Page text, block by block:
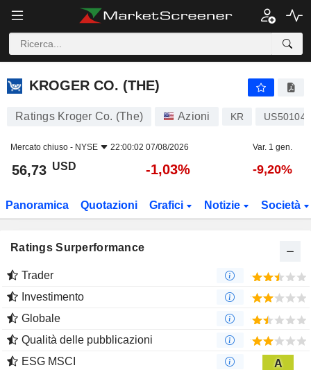
KROGER CO. (THE)
KROGER CO. (THE)
Ratings Kroger Co. (The) Azioni KR
Mercato chiuso - NYSE 22:00:02 07/08/2026 Var. 1 gen.
56,73 USD -1,03% -9,20%
Panoramica Quotazioni Grafici Notizie Società
Ratings Surperformance
Trader
Investimento
Globale
Qualità delle pubblicazioni
ESG MSCI
A